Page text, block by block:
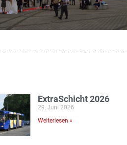
ExtraSchicht 2026
29. Juni 2026
Weiterlesen »